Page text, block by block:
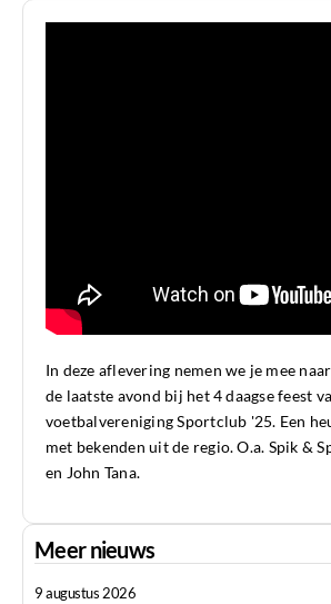
In deze aflevering nemen we je mee
de laatste avond bij het 4 daagse feest
voetbalvereniging Sportclub '25. Een
met bekenden uit de regio. O.a. Spik &
en John Tana.
Meer nieuws
9 augustus 2026